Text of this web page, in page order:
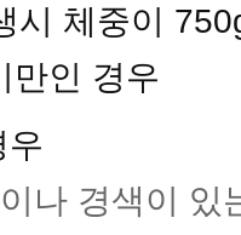
시 체중이
만인 경우
우
나 경색이 있